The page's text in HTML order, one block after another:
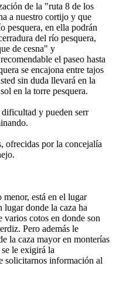
de la "ruta 8 de los
a nuestro cortijo y que
pesquera, en ella podrán
del río pesquera,
de cesna" y
el paseo hasta
se encajona entre tajos
sin duda llevará en la
en la torre pesquera.
dificultad y pueden serr
ofrecidas por la concejalía
menor, está en el lugar
donde la caza ha
cotos en donde son
Pero además le
la caza mayor en monterías
le exigirá la
solicitarnos información al